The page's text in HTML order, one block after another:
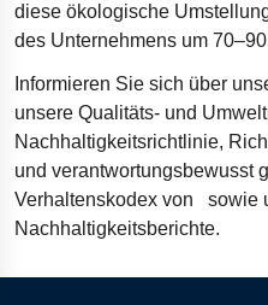
diese ökologische
des Unternehmens um
Informieren Sie sich über
unsere Qualitäts- und
Nachhaltigkeitsrichtlinie,
und verantwortungsbewusst
Verhaltenskodex von sowie
Nachhaltigkeitsberichte.